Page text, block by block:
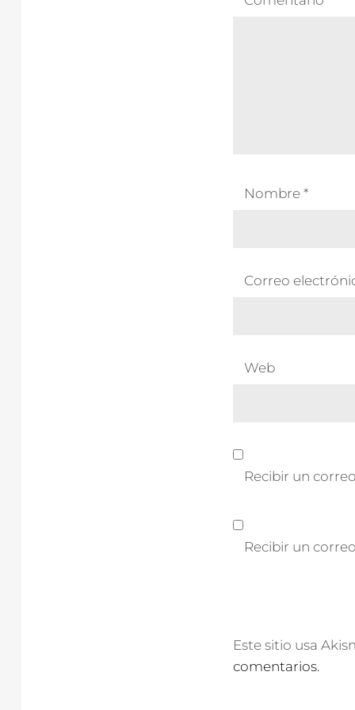
Nombre *
Correo
Web
Recibir un
Recibir un
Este sitio usa
comentarios.